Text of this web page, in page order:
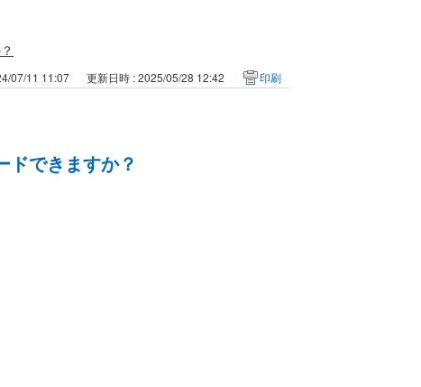
07/11 11:07 更新日時 : 2025/05/28 12:42 印刷
ドできますか？